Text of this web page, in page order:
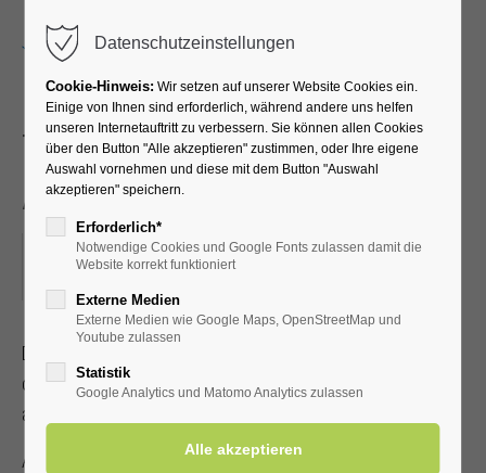
Trommeln mit Mama
Afrika
23.04.2024, 19:30–21:00
Die Lippstädter Trommelgruppe trifft sich regelmäßig, um
das afrikanische Trommelfeeling und Rhythmusübungen
aktiv zu erleben.
Alle Interessierte sind herzlich Willkommen!
Datenschutzeinstellungen
Cookie-Hinweis: Wir setzen auf unserer Website Cookies ein.
Einige von Ihnen sind erforderlich, während andere uns helfen
unseren Internetauftritt zu verbessern. Sie können allen Cookies
über den Button "Alle akzeptieren" zustimmen, oder Ihre eigene
Auswahl vornehmen und diese mit dem Button "Auswahl
akzeptieren" speichern.
Erforderlich*
Notwendige Cookies und Google Fonts zulassen damit die
Website korrekt funktioniert
Externe Medien
Externe Medien wie Google Maps, OpenStreetMap und
Youtube zulassen
Statistik
Google Analytics und Matomo Analytics zulassen